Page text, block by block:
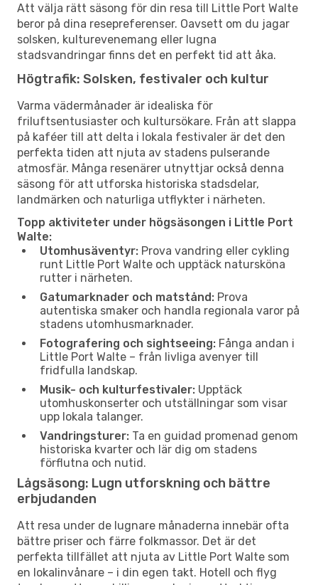
Att välja rätt säsong för din resa till Little Port Walte
beror på dina resepreferenser. Oavsett om du jagar
solsken, kulturevenemang eller lugna
stadsvandringar finns det en perfekt tid att åka.
Högtrafik: Solsken, festivaler och kultur
Varma vädermånader är idealiska för
friluftsentusiaster och kultursökare. Från att slappa
på kaféer till att delta i lokala festivaler är det den
perfekta tiden att njuta av stadens pulserande
atmosfär. Många resenärer utnyttjar också denna
säsong för att utforska historiska stadsdelar,
landmärken och naturliga utflykter i närheten.
Topp aktiviteter under högsäsongen i Little Port
Walte:
Utomhusäventyr: Prova vandring eller cykling
runt Little Port Walte och upptäck natursköna
rutter i närheten.
Gatumarknader och matstånd: Prova
autentiska smaker och handla regionala varor på
stadens utomhusmarknader.
Fotografering och sightseeing: Fånga andan i
Little Port Walte – från livliga avenyer till
fridfulla landskap.
Musik- och kulturfestivaler: Upptäck
utomhuskonserter och utställningar som visar
upp lokala talanger.
Vandringsturer: Ta en guidad promenad genom
historiska kvarter och lär dig om stadens
förflutna och nutid.
Lågsäsong: Lugn utforskning och bättre
erbjudanden
Att resa under de lugnare månaderna innebär ofta
bättre priser och färre folkmassor. Det är det
perfekta tillfället att njuta av Little Port Walte som
en lokalinvånare – i din egen takt. Hotell och flyg